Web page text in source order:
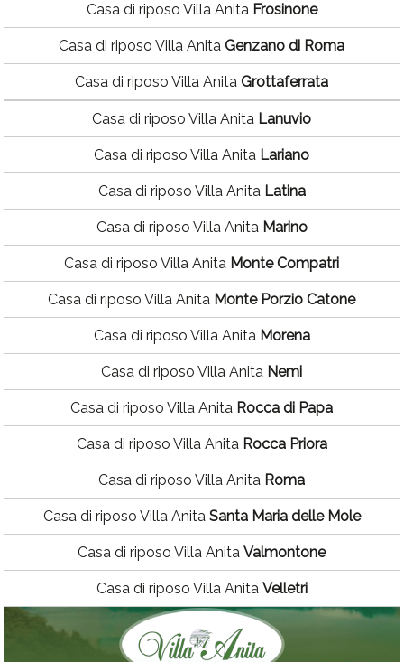
Casa di riposo Villa Anita Frosinone
Casa di riposo Villa AnitaGenzano di Roma
Casa di riposo Villa AnitaGrottaferrata
Casa di riposo Villa Anita Lanuvio
Casa di riposo Villa Anita Lariano
Casa di riposo Villa Anita Latina
Casa di riposo Villa Anita Marino
Casa di riposo Villa Anita Monte Compatri
Casa di riposo Villa Anita Monte Porzio Catone
Casa di riposo Villa Anita Morena
Casa di riposo Villa Anita Nemi
Casa di riposo Villa Anita Rocca di Papa
Casa di riposo Villa Anita Rocca Priora
Casa di riposo Villa Anita Roma
Casa di riposo Villa Anita Santa Maria delle Mole
Casa di riposo Villa AnitaValmontone
Casa di riposo Villa Anita Velletri